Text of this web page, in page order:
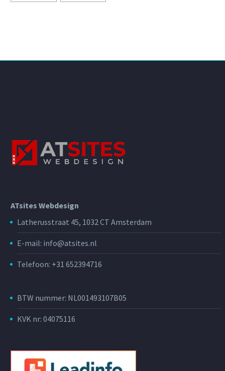
ATsites Webdesign
Latherusstraat 45, 1032 CT Amsterdam
E-mail: info@atsites.nl
Telefoon: +31 652394716
BTW nummer: NL001493107B05
KVK nr: 04075116